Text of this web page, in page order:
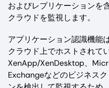
およびレプリケーションを
クラウドを監視します。
アプリケーション認識機能
クラウド上でホストされて
XenApp/XenDesktop、
Exchangeなどのビジネス